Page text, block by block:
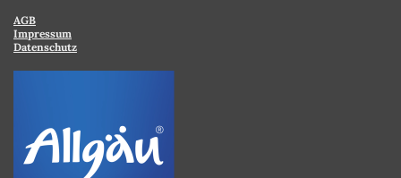
AGB
Impressum
Datenschutz